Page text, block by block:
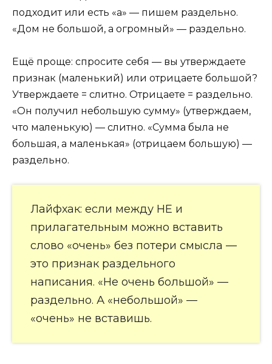
подходит или есть «а» — пишем раздельно.
«Дом не большой, а огромный» — раздельно.
Ещё проще: спросите себя — вы утверждаете
признак (маленький) или отрицаете большой?
Утверждаете = слитно. Отрицаете = раздельно.
«Он получил небольшую сумму» (утверждаем,
что маленькую) — слитно. «Сумма была не
большая, а маленькая» (отрицаем большую) —
раздельно.
Лайфхак: если между НЕ и
прилагательным можно вставить
слово «очень» без потери смысла —
это признак раздельного
написания. «Не очень большой» —
раздельно. А «небольшой» —
«очень» не вставишь.